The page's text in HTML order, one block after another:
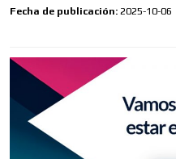
Fecha de publicación: 2025-10-06